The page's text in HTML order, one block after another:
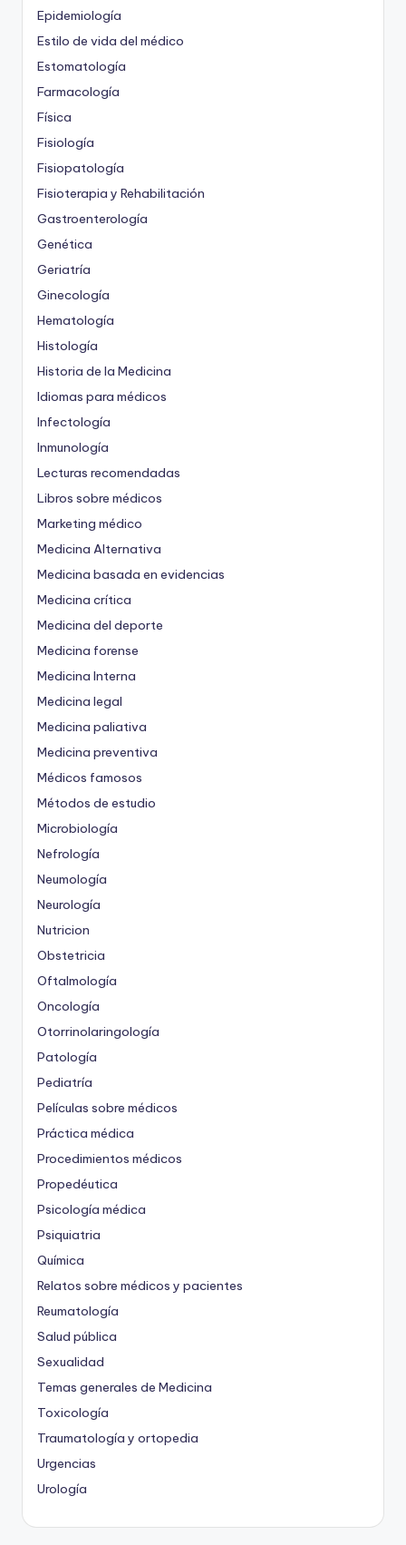
Epidemiología
Estilo de vida del médico
Estomatología
Farmacología
Física
Fisiología
Fisiopatología
Fisioterapia y Rehabilitación
Gastroenterología
Genética
Geriatría
Ginecología
Hematología
Histología
Historia de la Medicina
Idiomas para médicos
Infectología
Inmunología
Lecturas recomendadas
Libros sobre médicos
Marketing médico
Medicina Alternativa
Medicina basada en evidencias
Medicina crítica
Medicina del deporte
Medicina forense
Medicina Interna
Medicina legal
Medicina paliativa
Medicina preventiva
Médicos famosos
Métodos de estudio
Microbiología
Nefrología
Neumología
Neurología
Nutricion
Obstetricia
Oftalmología
Oncología
Otorrinolaringología
Patología
Pediatría
Películas sobre médicos
Práctica médica
Procedimientos médicos
Propedéutica
Psicología médica
Psiquiatria
Química
Relatos sobre médicos y pacientes
Reumatología
Salud pública
Sexualidad
Temas generales de Medicina
Toxicología
Traumatología y ortopedia
Urgencias
Urología